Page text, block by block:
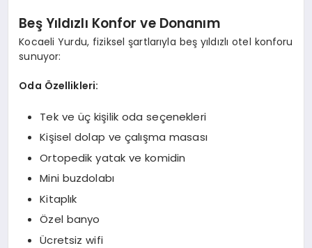
Beş Yıldızlı Konfor ve Donanım
Kocaeli Yurdu, fiziksel şartlarıyla beş yıldızlı otel konforu
sunuyor:
Oda Özellikleri:
Tek ve üç kişilik oda seçenekleri
Kişisel dolap ve çalışma masası
Ortopedik yatak ve komidin
Mini buzdolabı
Kitaplık
Özel banyo
Ücretsiz wifi